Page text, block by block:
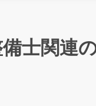
士関連